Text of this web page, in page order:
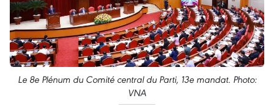
Le 8e Plénum du Comité central du Parti, 13e mandat. Photo:
VNA